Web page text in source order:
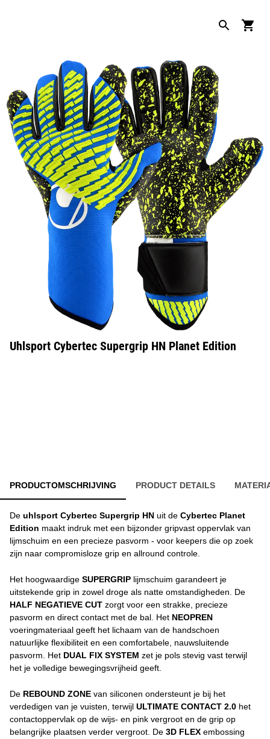
Uhlsport Cybertec Supergrip HN Planet Edition
PRODUCTOMSCHRIJVING PRODUCT DETAILS
De uhlsport Cybertec Supergrip HN uit de Cybertec Planet
Edition maakt indruk met een bijzonder gripvast oppervlak van
lijmschuim en een precieze pasvorm - voor keepers die op zoek
zijn naar compromisloze grip en allround controle.
Het hoogwaardige SUPERGRIP lijmschuim garandeert je
uitstekende grip in zowel droge als natte omstandigheden. De
HALF NEGATIEVE CUT zorgt voor een strakke, precieze
pasvorm en direct contact met de bal. Het NEOPREN
voeringmateriaal geeft het lichaam van de handschoen
natuurlijke flexibiliteit en een comfortabele, nauwsluitende
pasvorm. Het DUAL FIX SYSTEM zet je pols stevig vast terwijl
het je volledige bewegingsvrijheid geeft.
De REBOUND ZONE van siliconen ondersteunt je bij het
verdedigen van je vuisten, terwijl ULTIMATE CONTACT 2.0 het
contactoppervlak op de wijs- en pink vergroot en de grip op
belangrijke plaatsen verder vergroot. De 3D FLEX embossing